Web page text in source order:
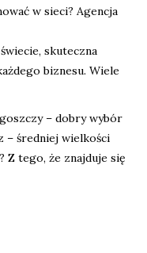
w sieci? Agencja
skuteczna
biznesu. Wiele
– dobry wybór
– średniej wielkości
Z tego, że znajduje się